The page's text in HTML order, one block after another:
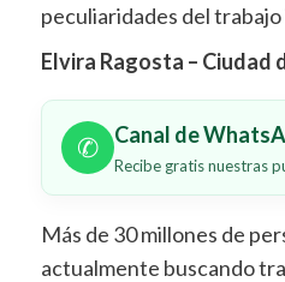
peculiaridades del
Elvira Ragosta – Ciudad
✆ Canal de
Recibe gratis nuestras
Más de 30 millones de
actualmente buscando